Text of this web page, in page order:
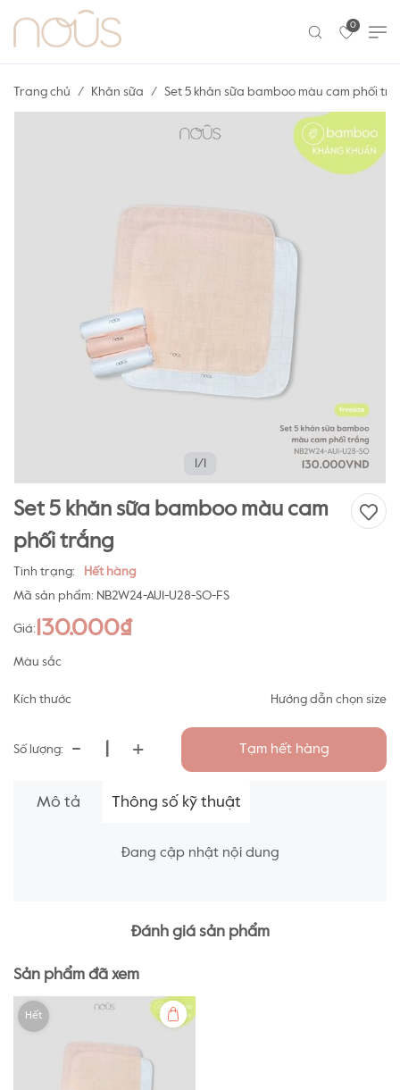
0
Trang chủ Khăn sữa Set 5 khăn sữa bamboo màu cam phối
1/1
Set 5 khăn sữa bamboo màu cam
phối trắng
Tình trạng:
Hết hàng
Mã sản phẩm: NB2W24-AU1-U28-SO-FS
Giá: 130.000₫
Màu sắc
Kích thước Hướng dẫn chọn size
Số lượng: - + Tạm hết hàng
Mô tả Thông số kỹ thuật
Đang cập nhật nội dung
Đánh giá sản phẩm
Sản phẩm đã xem
Hết